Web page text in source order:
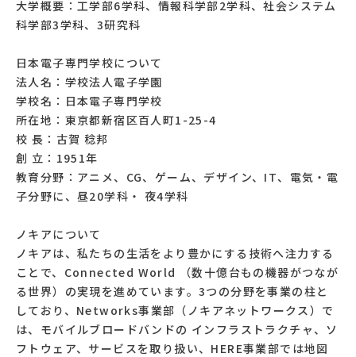
大学概要：工学部6学科、情報科学部2学科、社会システム
科学部3学科、3研究科
日本電子専門学校について
法人名：学校法人電子学園
学校名：日本電子専門学校
所在地：東京都新宿区百人町1-25-4
校 長：古賀 稔邦
創 立：1951年
教育分野：アニメ、CG、ゲーム、デザイン、IT、電気・電
子分野に、昼20学科・ 夜4学科
ノキアについて
ノキアは、私たちの生活をより豊かにする技術へ注力する
ことで、Connected World （数十億台もの機器がつなが
る世界）の実現を進めています。3つの分野を事業の柱と
しており、Networks事業部（ノキアネットワークス）で
は、モバイルブロードバンドの インフラストラクチャ、ソ
フトウェア、サービスを取り扱い、HERE事業部では地図